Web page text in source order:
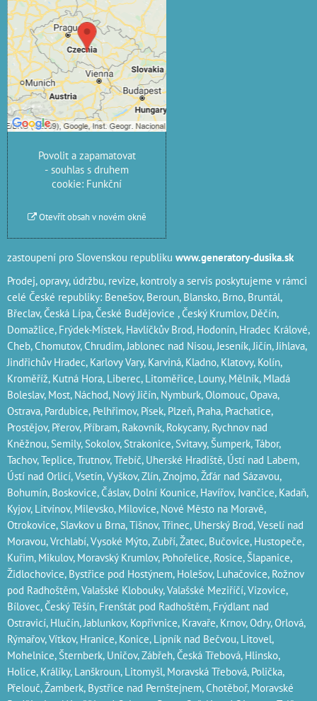
Externí obsah je
blokován Volbami
soukromí
Přejete si načíst externí
obsah?
Povolit jednou
Povolit a zapamatovat
- souhlas s druhem
cookie: Funkční
Otevřít obsah v novém okně
zastoupení pro Slovenskou republiku www.generatory-dusika.sk
Prodej, opravy, údržbu, revize, kontroly a servis poskytujeme v rámci
celé České republiky: Benešov, Beroun, Blansko, Brno, Bruntál,
Břeclav, Česká Lípa‎, České Budějovice‎ , Český Krumlov‎, Děčín‎,
Domažlice‎, Frýdek-Místek‎, Havlíčkův Brod‎, Hodonín, Hradec Králové‎,
Cheb‎, Chomutov‎, Chrudim‎, Jablonec nad Nisou‎, Jeseník‎, Jičín‎, Jihlava,
Jindřichův Hradec‎, Karlovy Vary‎, Karviná‎, Kladno‎, Klatovy‎, Kolín‎,
Kroměříž‎, Kutná Hora‎, Liberec‎, Litoměřice‎, Louny‎, Mělník‎, Mladá
Boleslav‎, Most‎, Náchod‎, Nový Jičín‎, Nymburk‎, Olomouc‎, Opava,
Ostrava‎, Pardubice‎, Pelhřimov‎, Písek‎‎, Plzeň‎‎‎, Praha‎, Prachatice‎,
Prostějov‎, Přerov‎, Příbram‎, Rakovník‎, Rokycany, Rychnov nad
Kněžnou, Semily‎, Sokolov‎, Strakonice, Svitavy, Šumperk, Tábor,
Tachov, Teplice, Trutnov‎, Třebíč, Uherské Hradiště, Ústí nad Labem‎,
Ústí nad Orlicí‎, Vsetín, Vyškov, Zlín, Znojmo, Žďár nad Sázavou,
Bohumín, Boskovice‎, Čáslav‎, Dolní Kounice‎, Havířov‎, Ivančice‎, Kadaň,
Kyjov, Litvínov‎, Milevsko‎, Milovice‎, Nové Město na Moravě‎,
Otrokovice‎‎, Slavkov u Brna‎, Tišnov‎, Třinec‎, Uherský Brod‎, Veselí nad
Moravou‎, Vrchlabí‎, Vysoké Mýto‎, Zubří‎, Žatec‎, Bučovice, Hustopeče,
Kuřim, Mikulov, Moravský Krumlov, Pohořelice, Rosice, Šlapanice,
Židlochovice, Bystřice pod Hostýnem, Holešov, Luhačovice, Rožnov
pod Radhoštěm, Valašské Klobouky, Valašské Meziříčí, Vizovice,
Bílovec, Český Těšín, Frenštát pod Radhoštěm, Frýdlant nad
Ostravicí, Hlučín, Jablunkov, Kopřivnice, Kravaře, Krnov, Odry, Orlová,
Rýmařov, Vítkov, Hranice, Konice, Lipník nad Bečvou, Litovel,
Mohelnice, Šternberk, Uničov, Zábřeh, Česká Třebová, Hlinsko,
Holice, Králíky, Lanškroun, Litomyšl, Moravská Třebová, Polička,
Přelouč, Žamberk, Bystřice nad Pernštejnem, Chotěboř, Moravské